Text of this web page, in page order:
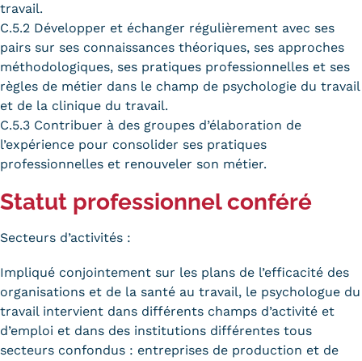
travail.
C.5.2 Développer et échanger régulièrement avec ses
pairs sur ses connaissances théoriques, ses approches
méthodologiques, ses pratiques professionnelles et ses
règles de métier dans le champ de psychologie du travail
et de la clinique du travail.
C.5.3 Contribuer à des groupes d’élaboration de
l’expérience pour consolider ses pratiques
professionnelles et renouveler son métier.
Statut professionnel conféré
Secteurs d’activités :
Impliqué conjointement sur les plans de l’efficacité des
organisations et de la santé au travail, le psychologue du
travail intervient dans différents champs d’activité et
d’emploi et dans des institutions différentes tous
secteurs confondus : entreprises de production et de